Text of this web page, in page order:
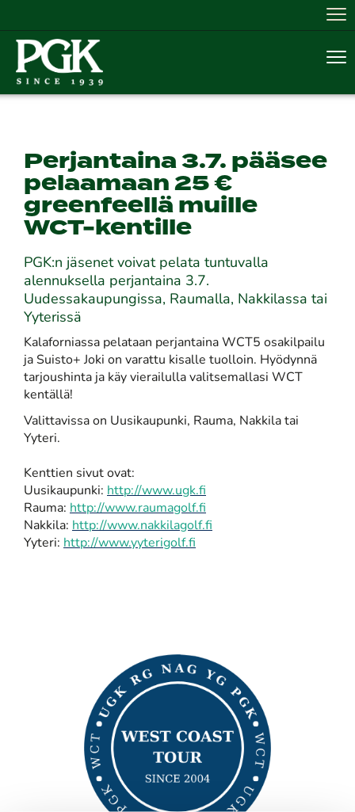
Perjantaina 3.7. pääsee
pelaamaan 25 €
greenfeellä muille
WCT-kentille
PGK:n jäsenet voivat pelata tuntuvalla
alennuksella perjantaina 3.7.
Uudessakaupungissa, Raumalla, Nakkilassa tai
Yyterissä
Kalaforniassa pelataan perjantaina WCT5 osakilpailu
ja Suisto+ Joki on varattu kisalle tuolloin. Hyödynnä
tarjoushinta ja käy vierailulla valitsemallasi WCT
kentällä!
Valittavissa on Uusikaupunki, Rauma, Nakkila tai
Yyteri.
​​​​​​​Kenttien sivut ovat:
Uusikaupunki: http://www.ugk.fi
Rauma: http://www.raumagolf.fi
Nakkila: http://www.nakkilagolf.fi
Yyteri: http://www.yyterigolf.fi